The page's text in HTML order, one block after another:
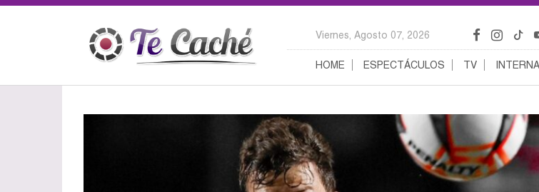
Viernes, Agosto 07, 2026
HOME ESPECTÁCULOS TV